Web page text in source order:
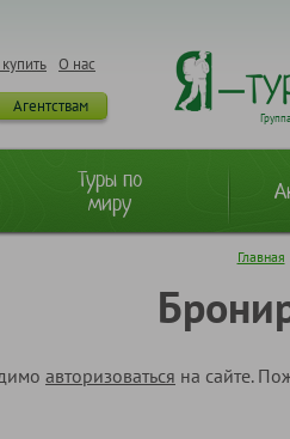
О нас
Агентствам
Туры по
миру
Главная
авторизоваться на сайте.